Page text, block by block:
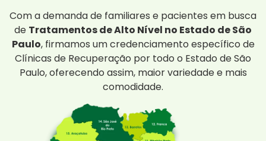
Com a demanda de familiares e pacientes em busca
de Tratamentos de Alto Nível no Estado de São
Paulo, firmamos um credenciamento específico de
Clínicas de Recuperação por todo o Estado de São
Paulo, oferecendo assim, maior variedade e mais
comodidade.